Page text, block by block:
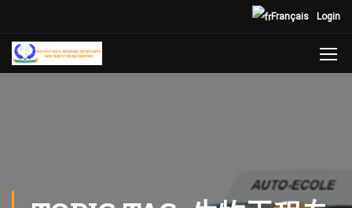
Login
Français